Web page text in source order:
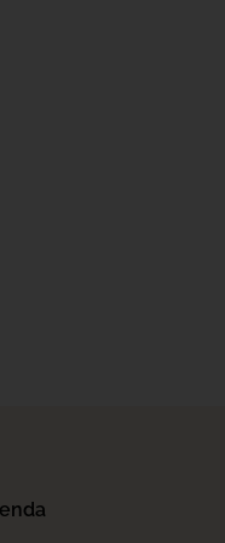
: Personnalisez vos